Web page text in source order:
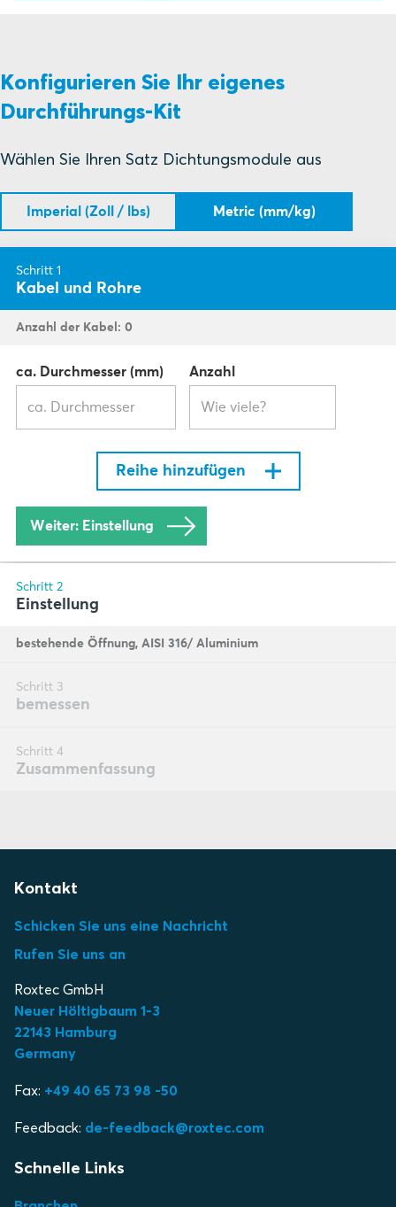
Konfigurieren Sie Ihr eigenes
Durchführungs-Kit
Wählen Sie Ihren Satz Dichtungsmodule aus
Kontakt
Schicken Sie uns eine Nachricht
Rufen Sie uns an
Roxtec GmbH
Neuer Höltigbaum 1-3
22143 Hamburg
Germany
Fax: +49 40 65 73 98 -50
Feedback: de-feedback@roxtec.com
Schnelle Links